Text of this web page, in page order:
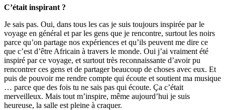
C’était inspirant ?
Je sais pas. Oui, dans tous les cas je suis toujours inspirée par le
voyage en général et par les gens que je rencontre, surtout les noirs
parce qu’on partage nos expériences et qu’ils peuvent me dire ce
que c’est d’être Africain à travers le monde. Oui j’ai vraiment été
inspiré par ce voyage, et surtout très reconnaissante d’avoir pu
rencontrer ces gens et de partager beaucoup de choses avec eux. Et
puis de pouvoir me rendre compte qui écoute et soutient ma musique
… parce que des fois tu ne sais pas qui écoute. Ça c’était
merveilleux. Mais tout m’inspire, même aujourd’hui je suis
heureuse, la salle est pleine à craquer.